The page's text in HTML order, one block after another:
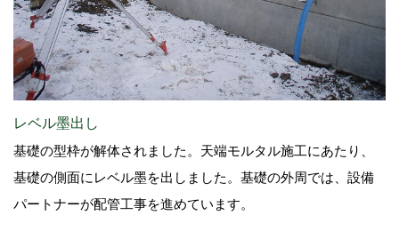
レベル墨出し
基礎の型枠が解体されました。天端モルタル施工にあたり、
基礎の側面にレベル墨を出しました。基礎の外周では、設備
パートナーが配管工事を進めています。